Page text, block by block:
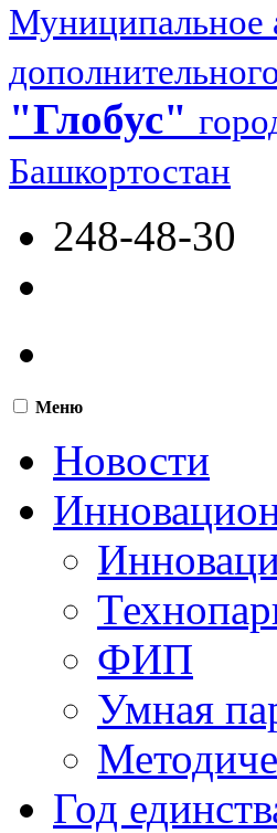
Муниципальное
"Глобус"
Башкортостан
248-48-30
Меню
Новости
ФИП
Умная
Год